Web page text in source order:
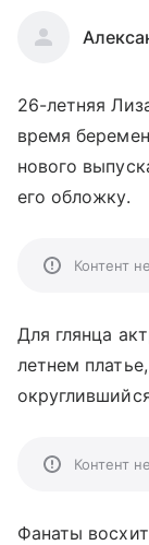
26-летняя
время
нового
его обложку.
Контент
Для глянца
летнем
Контент
Фанаты